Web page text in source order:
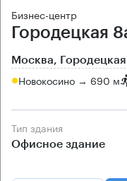
Бизнес-центр
Городецкая
Москва,
Новокосино → 690 м
Тип здания
Офисное здание